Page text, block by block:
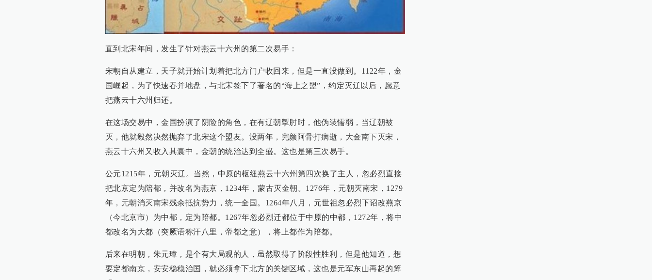
直到北宋年间，发生了针对燕云十六州的第二次易手：
宋朝自从建立，天子就开始计划着把北方门户收回来，但是一直没做到。1122年，金
国崛起，为了快速吞并地盘，与北宋签下了著名的“海上之盟”，约定灭辽以后，愿意
把燕云十六州归还。
在这场交易中，金国扮演了阴险的角色，在有辽朝掣肘时，他伪装懦弱，当辽朝被
灭，他就毅然决然抛弃了北宋这个盟友。没两年，完颜阿骨打病逝，大金南下灭宋，
燕云十六州又收入其囊中，金朝的统治达到全盛。这也是第三次易手。
公元1215年，元朝灭辽。当然，中原的枢纽燕云十六州第四次换了主人，忽必烈直接
把北京定为陪都，并改名为燕京，1234年，蒙古灭金朝。1276年，元朝灭南宋，1279
年，元朝消灭南宋残余抵抗势力，统一全国。1264年八月，元世祖忽必烈下诏改燕京
（今北京市）为中都，定为陪都。1267年忽必烈迁都位于中原的中都，1272年，将中
都改名为大都（突厥语称汗八里，帝都之意），将上都作为陪都。
后来在明朝，朱元璋，是个有大局观的人，虽然取得了阶段性胜利，但是他知道，想
要定都南京，安安稳稳治国，就必须拿下北方的关键区域，这也是元军东山再起的筹